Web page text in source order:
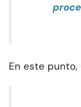
En este punto,